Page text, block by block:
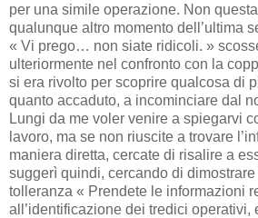
per una simile operazione. Non
qualunque altro momento dell’ultima
« Vi prego… non siate ridicoli. »
ulteriormente nel confronto con la
si era rivolto per scoprire qualcosa di
quanto accaduto, a incominciare dal
Lungi da me voler venire a spiegarvi
lavoro, ma se non riuscite a trovare
maniera diretta, cercate di risalire a
suggerì quindi, cercando di
tolleranza « Prendete le informazioni
all’identificazione dei tredici operativi,